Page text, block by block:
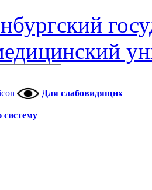
Для слабовидящих